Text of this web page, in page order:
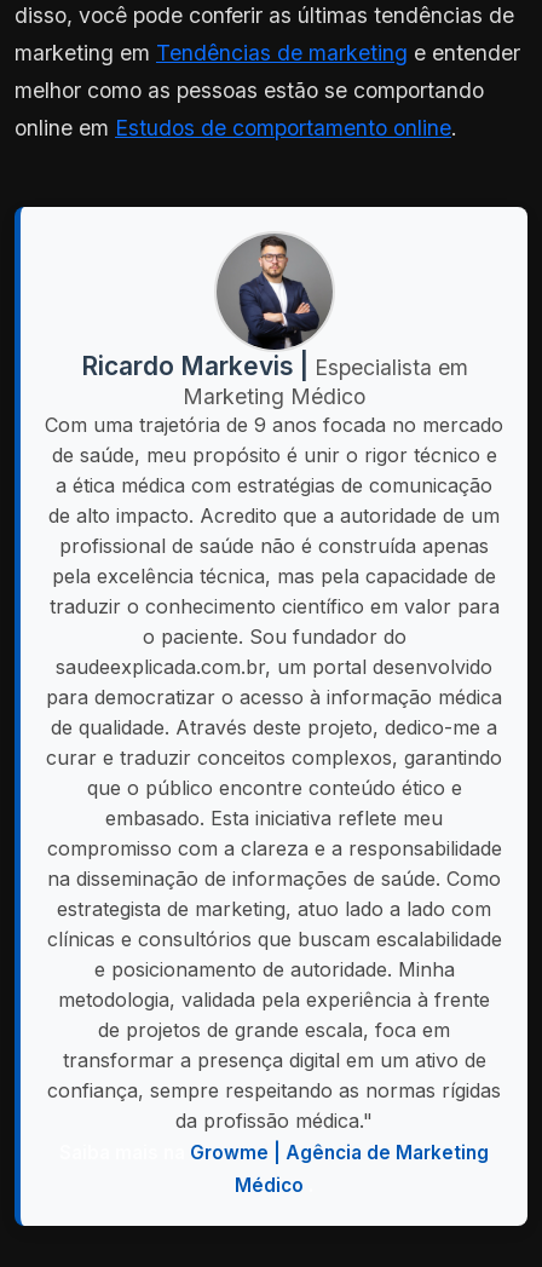
disso, você pode conferir as últimas tendências de
marketing em Tendências de marketing e entender
melhor como as pessoas estão se comportando
online em Estudos de comportamento online.
Ricardo Markevis |
Especialista em
Marketing Médico
Com uma trajetória de 9 anos focada no mercado
de saúde, meu propósito é unir o rigor técnico e
a ética médica com estratégias de comunicação
de alto impacto. Acredito que a autoridade de um
profissional de saúde não é construída apenas
pela excelência técnica, mas pela capacidade de
traduzir o conhecimento científico em valor para
o paciente. Sou fundador do
saudeexplicada.com.br, um portal desenvolvido
para democratizar o acesso à informação médica
de qualidade. Através deste projeto, dedico-me a
curar e traduzir conceitos complexos, garantindo
que o público encontre conteúdo ético e
embasado. Esta iniciativa reflete meu
compromisso com a clareza e a responsabilidade
na disseminação de informações de saúde. Como
estrategista de marketing, atuo lado a lado com
clínicas e consultórios que buscam escalabilidade
e posicionamento de autoridade. Minha
metodologia, validada pela experiência à frente
de projetos de grande escala, foca em
transformar a presença digital em um ativo de
confiança, sempre respeitando as normas rígidas
da profissão médica."
Growme | Agência de Marketing
Médico